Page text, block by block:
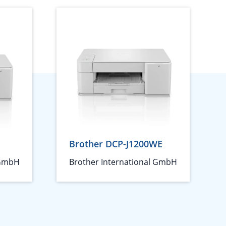
Brother DCP-J1200WE
Brother International GmbH